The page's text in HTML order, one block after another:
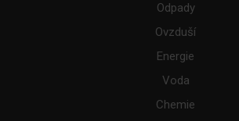
Odpady
Ovzduší
Energie
Voda
Chemie